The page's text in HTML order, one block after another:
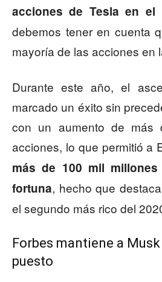
acciones de Tesla en el
debemos tener en cuenta
mayoría de las acciones en
Durante este año, el
marcado un éxito sin
con un aumento de más
acciones, lo que permitió a
más de 100 mil
fortuna, hecho que
el segundo más rico del
Forbes mantiene a
puesto